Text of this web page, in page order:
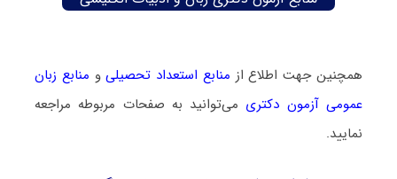
همچنین جهت اطلاع از منابع استعداد تحصیلیو منابع زبان
عمومی آزمون دکتری می‌توانید به صفحات مربوطه مراجعه
نمایید.